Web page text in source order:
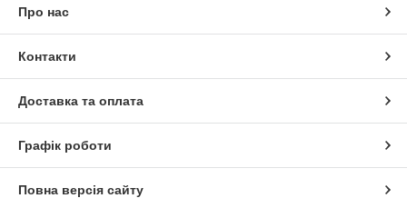
Про нас
Контакти
Доставка та оплата
Графік роботи
Повна версія сайту